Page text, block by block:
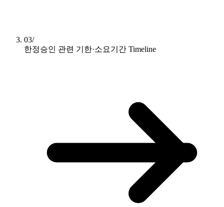
03/
한정승인 관련 기한·소요기간 Timeline